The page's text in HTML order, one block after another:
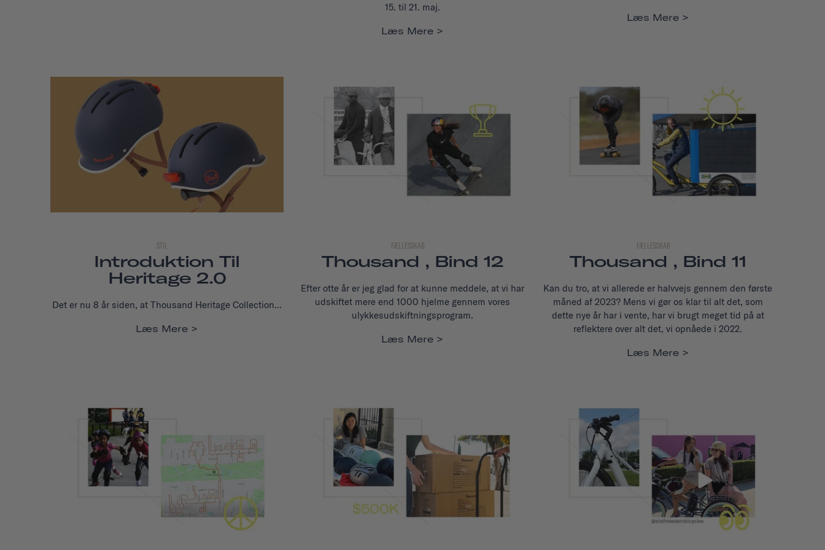
15. til 21. maj.
Læs Mere
Læs Mere
STIL
Introduktion Til
Heritage 2.0
Det er nu 8 år siden, at Thousand Heritage Collection...
Læs Mere
FÆLLESSKAB
Thousand , Bind 12
Efter otte år er jeg glad for at kunne meddele, at vi har
udskiftet mere end 1000 hjelme gennem vores
ulykkesudskiftningsprogram.
Læs Mere
FÆLLESSKAB
Thousand , Bind 11
Kan du tro, at vi allerede er halvvejs gennem den første
måned af 2023? Mens vi gør os klar til alt det, som
dette nye år har i vente, har vi brugt meget tid på at
reflektere over alt det, vi opnåede i 2022.
Læs Mere